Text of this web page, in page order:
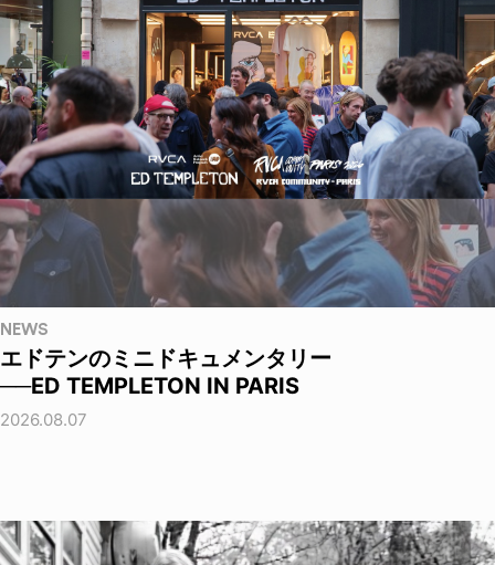
NEWS
エドテンのミニドキュメンタリー
──ED TEMPLETON IN PARIS
2026.08.07